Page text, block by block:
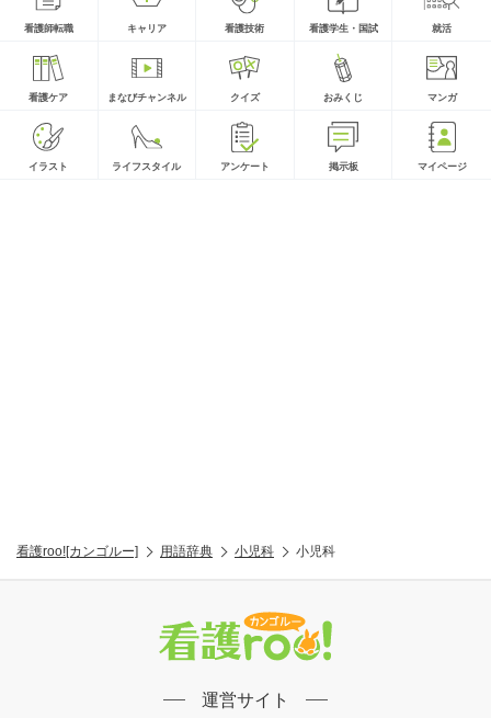
看護師転職 キャリア 看護技術 看護学生・国試 就活
看護ケア まなびチャンネル クイズ おみくじ マンガ
イラスト ライフスタイル アンケート 掲示板 マイページ
看護roo![カンゴルー] 用語辞典 小児科 小児科
運営サイト